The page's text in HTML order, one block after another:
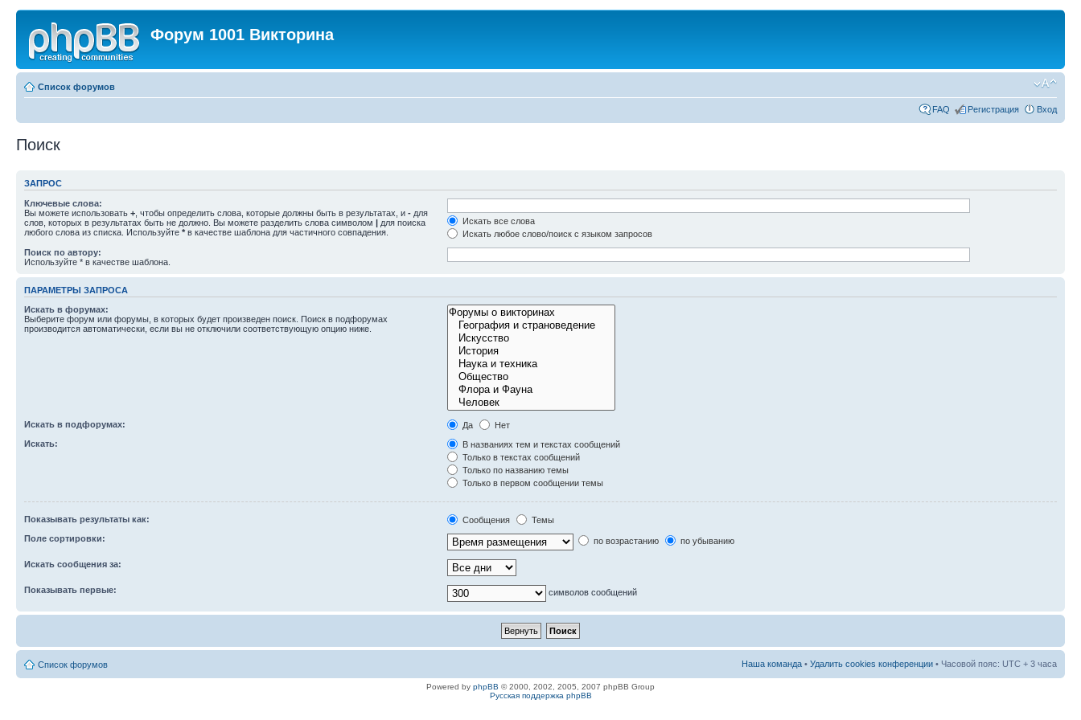
Форум 1001 Викторина
Список форумов
FAQ Регистрация Вход
Поиск
ЗАПРОС
Ключевые слова:
Вы можете использовать + , чтобы определить слова, которые должны быть в результатах, и - для
слов, которых в результатах быть не должно. Вы можете разделить слова символом | для поиска
любого слова из списка. Используйте * в качестве шаблона для частичного совпадения.
Искать все слова
Искать любое слово/поиск с языком запросов
Поиск по автору:
Используйте * в качестве шаблона.
ПАРАМЕТРЫ ЗАПРОСА
Искать в форумах:
Выберите форум или форумы, в которых будет произведен поиск. Поиск в подфорумах
производится автоматически, если вы не отключили соответствующую опцию ниже.
Искать в подфорумах: Да
Нет
Искать:
В названиях тем и текстах сообщений
Только в текстах сообщений
Только по названию темы
Только в первом сообщении темы
Показывать результаты как: Сообщения
Темы
Поле сортировки:
по возрастанию по убыванию
Искать сообщения за:
Показывать первые: символов сообщений
Список форумов Наша команда • Удалить cookies конференции • Часовой пояс: UTC + 3 часа
Powered by phpBB © 2000, 2002, 2005, 2007 phpBB Group
Русская поддержка phpBB